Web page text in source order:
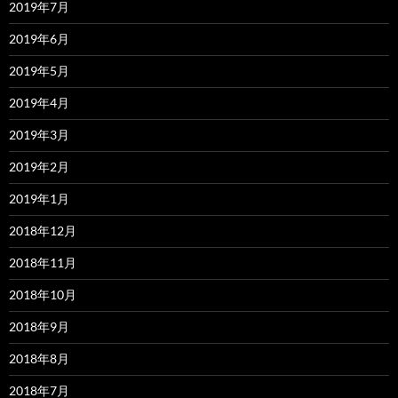
2019年7月
2019年6月
2019年5月
2019年4月
2019年3月
2019年2月
2019年1月
2018年12月
2018年11月
2018年10月
2018年9月
2018年8月
2018年7月